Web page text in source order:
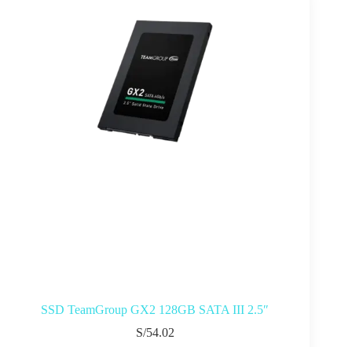
SSD TeamGroup GX2 128GB SATA III 2.5″
S/54.02